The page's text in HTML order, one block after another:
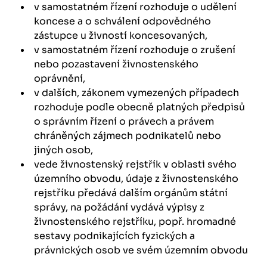
v samostatném řízení rozhoduje o udělení
koncese a o schválení odpovědného
zástupce u živností koncesovaných,
v samostatném řízení rozhoduje o zrušení
nebo pozastavení živnostenského
oprávnění,
v dalších, zákonem vymezených případech
rozhoduje podle obecně platných předpisů
o správním řízení o právech a právem
chráněných zájmech podnikatelů nebo
jiných osob,
vede živnostenský rejstřík v oblasti svého
územního obvodu, údaje z živnostenského
rejstříku předává dalším orgánům státní
správy, na požádání vydává výpisy z
živnostenského rejstříku, popř. hromadné
sestavy podnikajících fyzických a
právnických osob ve svém územním obvodu